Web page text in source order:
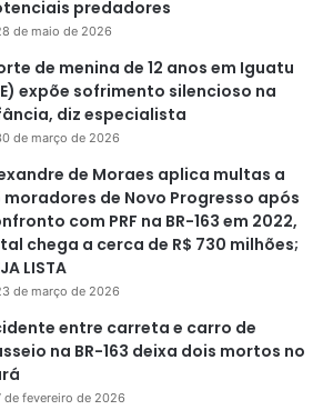
predadores
de maio de 2026
de menina de 12 anos em Iguatu
expõe sofrimento silencioso na
diz especialista
de março de 2026
de Moraes aplica multas a
moradores de Novo Progresso após
com PRF na BR-163 em 2022,
chega a cerca de R$ 730 milhões;
LISTA
de março de 2026
entre carreta e carro de
na BR-163 deixa dois mortos no
de fevereiro de 2026